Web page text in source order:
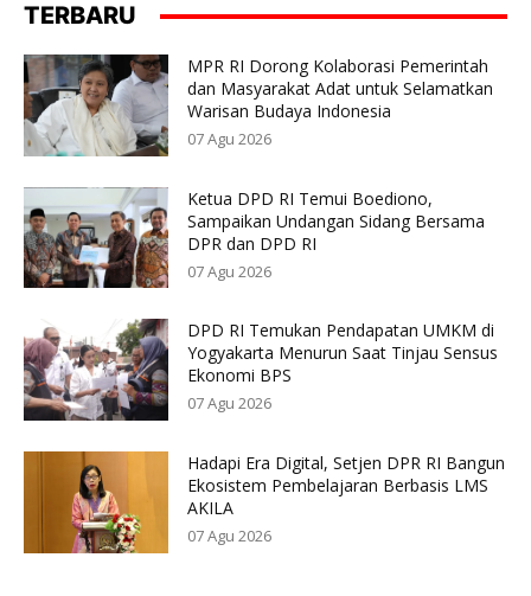
TERBARU
MPR RI Dorong Kolaborasi Pemerintah
dan Masyarakat Adat untuk Selamatkan
Warisan Budaya Indonesia
07 Agu 2026
Ketua DPD RI Temui Boediono,
Sampaikan Undangan Sidang Bersama
DPR dan DPD RI
07 Agu 2026
DPD RI Temukan Pendapatan UMKM di
Yogyakarta Menurun Saat Tinjau Sensus
Ekonomi BPS
07 Agu 2026
Hadapi Era Digital, Setjen DPR RI Bangun
Ekosistem Pembelajaran Berbasis LMS
AKILA
07 Agu 2026